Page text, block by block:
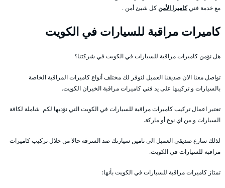
مع خدمة فنيكاميرا الأمنكل شيئ أمن .
كاميرات مراقبة للسيارات في الكويت
هل نؤمن كاميرات مراقبة للسيارات في الكويت في شركتنا؟
تواصل معنا الان صديقنا العميل لنوفر لك مختلف أنواع كاميرات المراقبة الخاصة
بالسيارات و تركيبها على يد فني كاميرات مراقبة الخيران الكويت.
تعتبر اعمال تركيب كاميرات مراقبة للسيارات في الكويت التي نؤديها لكم شاملة لكافة
السيارات و من اي نوع أو ماركة.
لذلك سارع صديقي العميل الى تامين سيارتك ضد السرقة حالا من خلال تركيب كاميرات
مراقبة للسيارات في الكويت.
تمتاز كاميرات مراقبة للسيارات في الكويت بأنها: